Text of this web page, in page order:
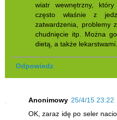
wiatr wewnętrzny,
często właśnie z
zatwardzenia, problemy
chudnięcie itp. Można
dietą, a także lekarstwami.
Odpowiedz
Anonimowy 25/4/15 23:22
OK, zaraz idę po seler